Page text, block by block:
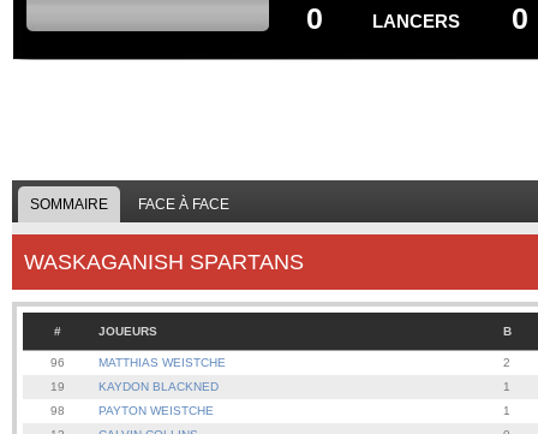
LANCERS
0 0
SOMMAIRE FACE À FACE
WASKAGANISH SPARTANS
# JOUEURS B
96 MATTHIAS WEISTCHE
2
19
KAYDON BLACKNED
1
98
PAYTON WEISTCHE
1